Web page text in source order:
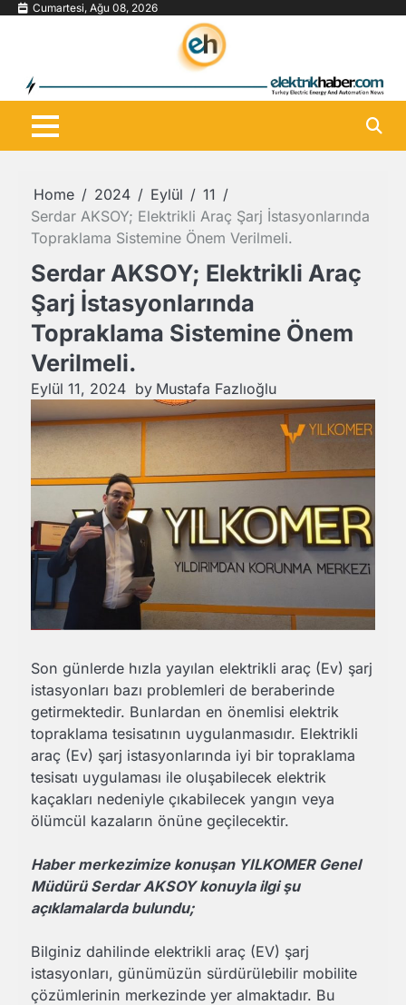
Skip Cumartesi, Ağu 08, 2026
Home 2024 Eylül
11
Serdar AKSOY; Elektrikli Araç Şarj İstasyonlarında
Topraklama Sistemine Önem Verilmeli.
Serdar AKSOY; Elektrikli Araç
Şarj İstasyonlarında
Topraklama Sistemine Önem
Verilmeli.
Eylül 11, 2024 by Mustafa Fazlıoğlu
Son günlerde hızla yayılan elektrikli araç (Ev) şarj
istasyonları bazı problemleri de beraberinde
getirmektedir. Bunlardan en önemlisi elektrik
topraklama tesisatının uygulanmasıdır. Elektrikli
araç (Ev) şarj istasyonlarında iyi bir topraklama
tesisatı uygulaması ile oluşabilecek elektrik
kaçakları nedeniyle çıkabilecek yangın veya
ölümcül kazaların önüne geçilecektir.
Haber merkezimize konuşan YILKOMER Genel
Müdürü Serdar AKSOY konuyla ilgi şu
açıklamalarda bulundu;
Bilginiz dahilinde elektrikli araç (EV) şarj
istasyonları, günümüzün sürdürülebilir mobilite
çözümlerinin merkezinde yer almaktadır. Bu